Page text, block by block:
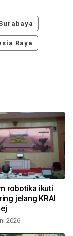
Raya
robotika ikuti
jelang KRAI
2026